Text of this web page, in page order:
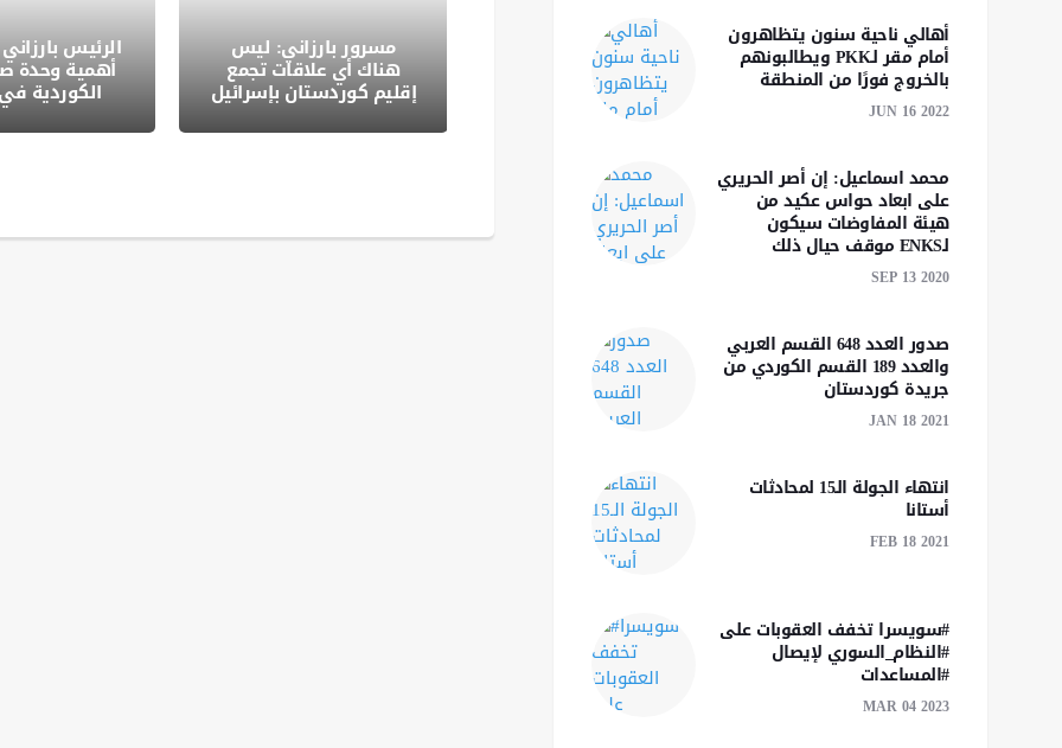
الرئيس
أهمية وحدة
الكوردية
مسرور بارزاني: ليس
هناك أي علاقات تجمع
إقليم كوردستان بإسرائيل
إقليم كوردستان يرفض
القرار "الأحادي" لشركتي
"نفط الهلال" و"دانة غاز"
الكوردستاني: بات من
الضروري كسر الجمود
السياسي في إقليم
كوردستان
أهالي ناحية سنون يتظاهرون
أمام مقر لـPKK ويطالبونهم
بالخروج فورًا من المنطقة
JUN 16 2022
محمد اسماعيل: إن أصر الحريري
على ابعاد حواس عكيد من
هيئة المفاوضات سيكون
لـENKS موقف حيال ذلك
SEP 13 2020
صدور العدد 648 القسم العربي
والعدد 189 القسم الكوردي من
جريدة كوردستان
JAN 18 2021
انتهاء الجولة الـ15 لمحادثات
أستانا
FEB 18 2021
#سويسرا تخفف العقوبات على
#النظام_السوري لإيصال
#المساعدات
MAR 04 2023